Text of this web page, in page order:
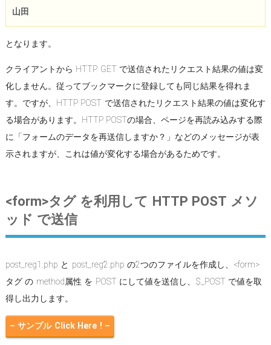
山田
となります。
クライアントから HTTP GET で送信されたリクエスト結果の値は変
化しません。従ってブックマークに登録しても同じ結果を得れま
す。ですが、HTTP POST で送信されたリクエスト結果の値は変化す
る場合があります。HTTP POSTの場合、ページを再読み込みする際
に「フォームのデータを再送信しますか？」などのメッセージが表
示されますが、これは値が変化する場合があるためです。
<form>タグ を利用して HTTP POST メソ
ッド で送信
post_reg1.php と post_reg2.php の2つのファイルを作成し、<form>
タグ の method属性 を POST にして値を送信し、$_POST で値を取
得し出力します。
– サンプル Click Here ! –